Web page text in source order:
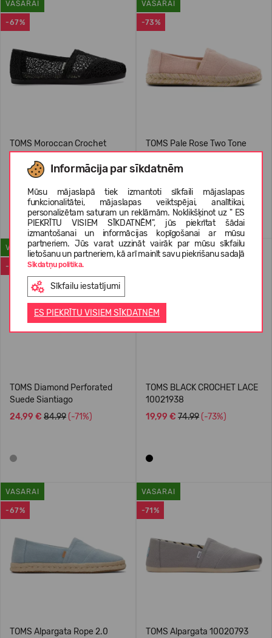
Informācija par sīkdatnēm
Mūsu mājaslapā tiek izmantoti sīkfaili mājaslapas
funkcionalitātei, mājaslapas veiktspējai, analītikai,
personalizētam saturam un reklāmām. Noklikšķinot uz " ES
PIEKRĪTU VISIEM SĪKDATNĒM", jūs piekrītat šādai
izmantošanai un informācijas kopīgošanai ar mūsu
partneriem. Jūs varat uzzināt vairāk par mūsu sīkfailu
lietošanu un partneriem, kā arī mainīt savu piekrišanu sadaļā
Sīkdatņu politika.
Sīkfailu iestatījumi
ES PIEKRĪTU VISIEM SĪKDATNĒM
-67%
VASARAI
TOMS Moroccan Crochet
Women's Classic Alpargata
19,99 €59.99(-67%)
-73%
VASARAI
TOMS Pale Rose Two Tone
Slub 10021943
19,99 €74.99
-71%
VASARAI
TOMS Diamond Perforated
Suede Siantiago
24,99 € 84.99 (-71%)
VASARAI
TOMS BLACK CROCHET LACE
10021938
19,99 € 74.99 (-73%)
-67%
VASARAI
TOMS Alpargata Rope 2.0
-71%
VASARAI
TOMS Alpargata 10020793